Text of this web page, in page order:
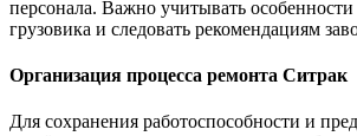
персонала. Важно учитывать
грузовика и следовать рекомендациям
Организация процесса ремонта Ситрак
Для сохранения работоспособности и